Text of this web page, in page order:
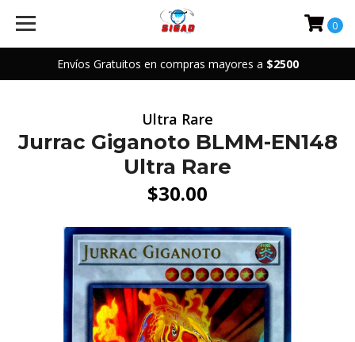
Envíos Gratuitos en compras mayores a $2500
0
Ultra Rare
Jurrac Giganoto BLMM-EN148
Ultra Rare
$30.00